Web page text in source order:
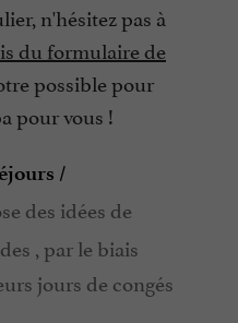
n'hésitez pas à
du formulaire de
possible pour
pour vous !
/
des idées de
, par le biais
jours de congés